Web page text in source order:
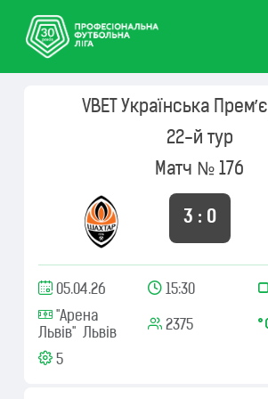
VBET Українська
22-й тур
Матч № 176
3 : 0
05.04.26
15:30
"Арена
Львів" Львів
2375
5